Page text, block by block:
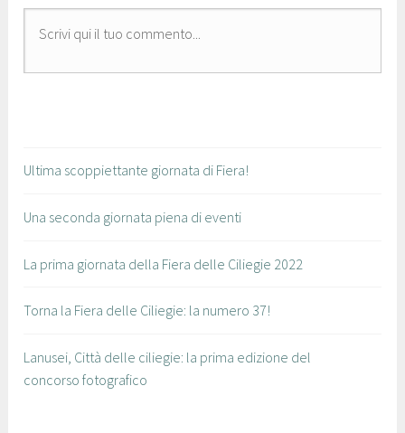
Ultima scoppiettante giornata di Fiera!
Una seconda giornata piena di eventi
La prima giornata della Fiera delle Ciliegie 2022
Torna la Fiera delle Ciliegie: la numero 37!
Lanusei, Città delle ciliegie: la prima edizione del
concorso fotografico